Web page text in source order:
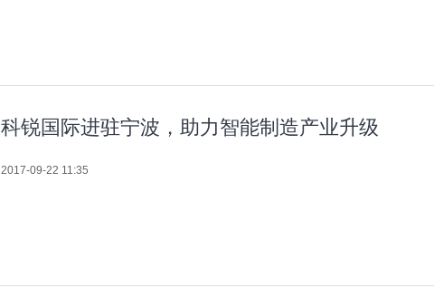
科锐国际进驻宁波，助力智能制造产业升级
2017-09-22 11:35